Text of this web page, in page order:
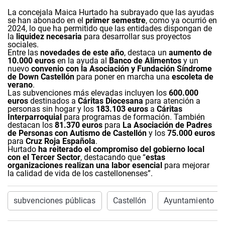
La concejala Maica Hurtado ha subrayado que las ayudas
se han abonado en el primer semestre, como ya ocurrió en
2024, lo que ha permitido que las entidades dispongan de
la liquidez necesaria para desarrollar sus proyectos
sociales.
Entre las novedades de este año, destaca un aumento de
10.000 euros en la ayuda al Banco de Alimentos y un
nuevo convenio con la Asociación y Fundación Síndrome
de Down Castellón para poner en marcha una escoleta de
verano.
Las subvenciones más elevadas incluyen los 600.000
euros destinados a Cáritas Diocesana para atención a
personas sin hogar y los 183.103 euros a Cáritas
Interparroquial para programas de formación. También
destacan los 81.370 euros para La Asociación de Padres
de Personas con Autismo de Castellón y los 75.000 euros
para Cruz Roja Española.
Hurtado ha reiterado el compromiso del gobierno local
con el Tercer Sector, destacando que “estas
organizaciones realizan una labor esencial para mejorar
la calidad de vida de los castellonenses”.
subvenciones públicas Castellón Ayuntamiento